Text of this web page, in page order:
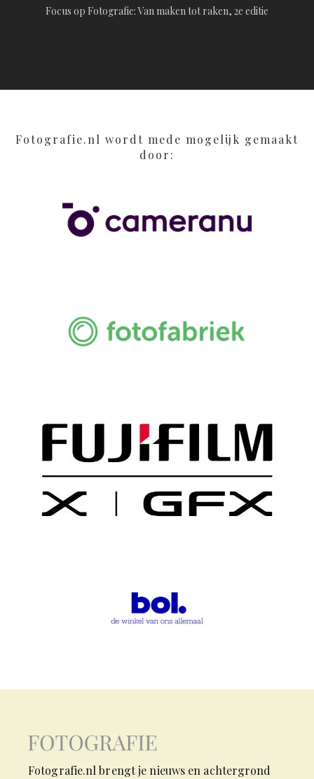
Focus op Fotografie: Van maken tot raken, 2e editie
Fotografie.nl wordt mede mogelijk gemaakt
door:
Fotografie.nl brengt je nieuws en achtergrond